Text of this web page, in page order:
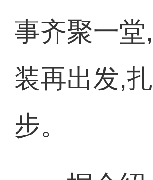
事齐聚一
装再出发,
步。